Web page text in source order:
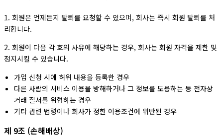
1. 회원은 언제든지 탈퇴를 요청할 수 있으며, 회사는 즉시 회원 탈퇴를 처
리합니다.
2. 회원이 다음 각 호의 사유에 해당하는 경우, 회사는 회원 자격을 제한 및
정지시킬 수 있습니다.
가입 신청 시에 허위 내용을 등록한 경우
다른 사람의 서비스 이용을 방해하거나 그 정보를 도용하는 등 전자상
거래 질서를 위협하는 경우
기타 관련 법령이나 회사가 정한 이용조건에 위반된 경우
제 9조 (손해배상)